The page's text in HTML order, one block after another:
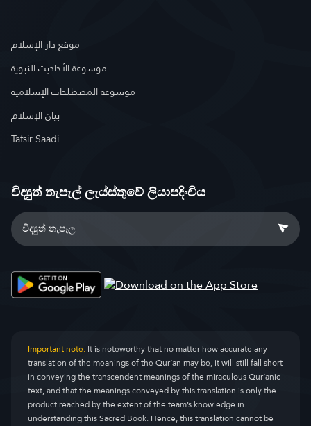
موقع دار الإسلام
موسوعة الأحاديث النبوية
موسوعة المصطلحات الإسلامية
بيان الإسلام
Tafsir Saadi
විද්‍යුත් තැපැල් ලැය්ස්තුවේ ලියාපදිංචිය
Important note:It is noteworthy that no matter how accurate any
translation of the meanings of the Qur’an may be, it will still fall short
in conveying the transcendent meanings of the miraculous Qur’anic
text, and that the meanings conveyed by this translation is only the
product reached by the extent of the team’s knowledge in
understanding this Sacred Book. Hence, this translation cannot be